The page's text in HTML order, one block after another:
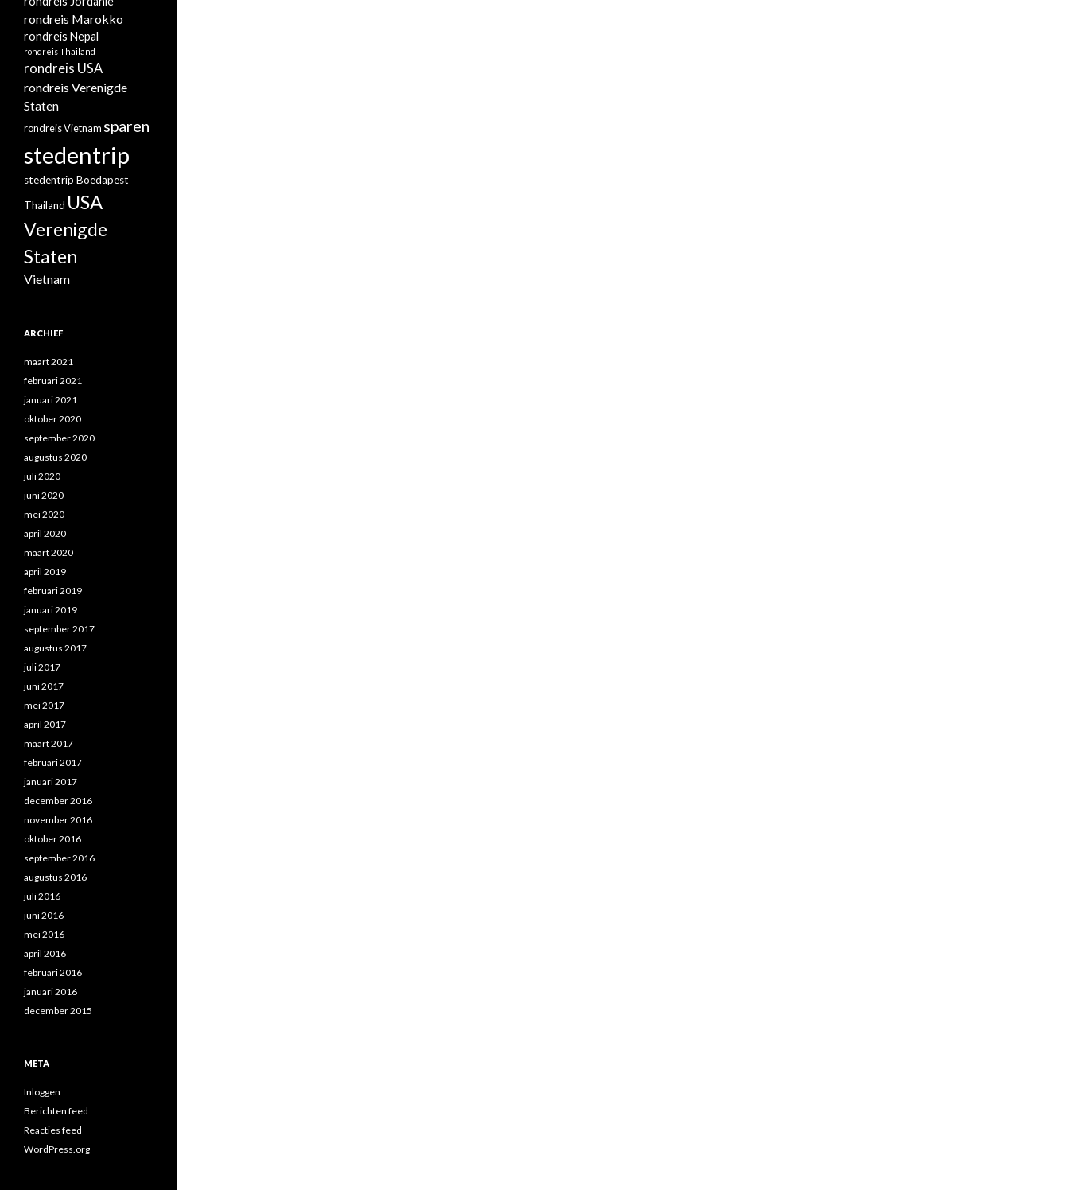
rondreis Marokko
rondreis Nepal
rondreis Thailand
rondreis USA
rondreis Verenigde
Staten
rondreis Vietnam sparen
stedentrip
stedentrip Boedapest
Thailand USA
Verenigde
Staten
Vietnam
ARCHIEF
maart 2021
februari 2021
januari 2021
oktober 2020
september 2020
augustus 2020
juli 2020
juni 2020
mei 2020
april 2020
maart 2020
april 2019
februari 2019
januari 2019
september 2017
augustus 2017
juli 2017
juni 2017
mei 2017
april 2017
maart 2017
februari 2017
januari 2017
december 2016
november 2016
oktober 2016
september 2016
augustus 2016
juli 2016
juni 2016
mei 2016
april 2016
februari 2016
januari 2016
december 2015
META
Inloggen
Berichten feed
Reacties feed
WordPress.org